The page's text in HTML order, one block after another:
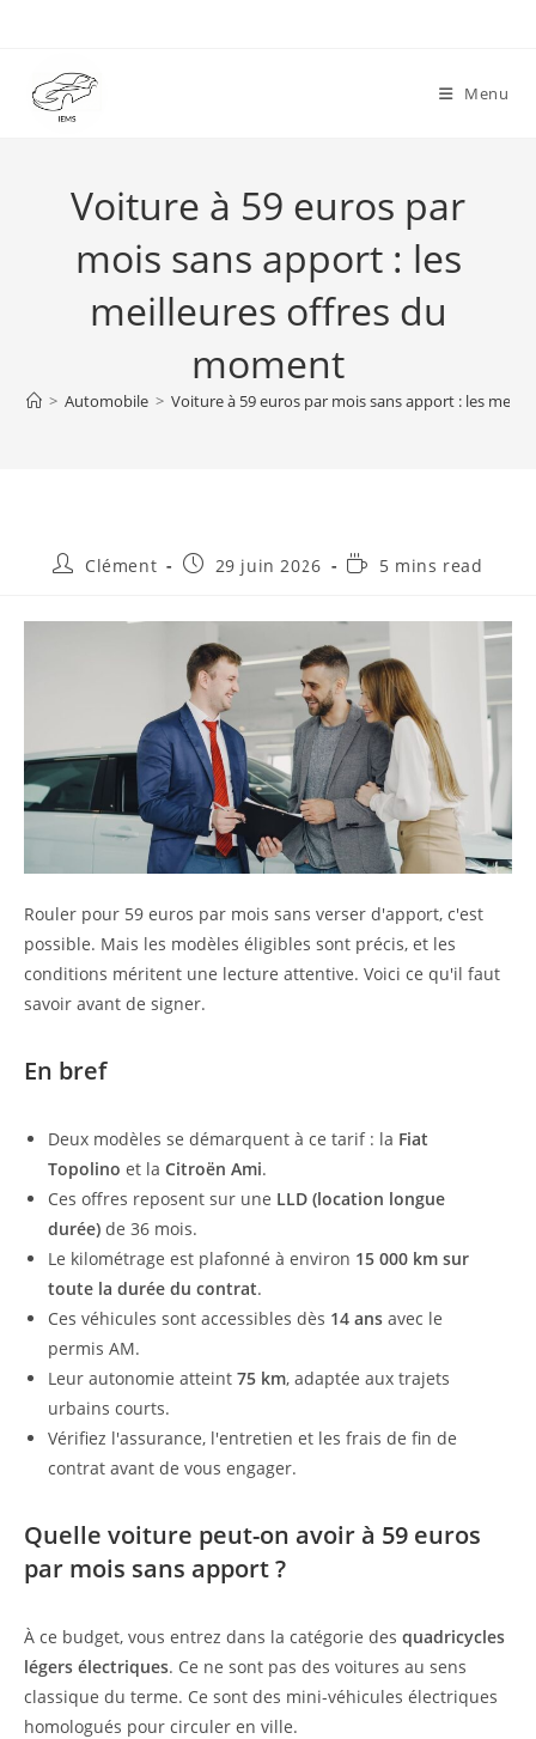
content
Menu
Voiture à 59 euros par
mois sans apport : les
meilleures offres du
moment
> Automobile > Voiture à 59 euros par mois sans apport : les
Auteur/autrice
publication :
Clément
Publication
29 juin 2026
Temps5 mins read
Rouler pour 59 euros par mois sans verser d'apport, c'est
possible. Mais les modèles éligibles sont précis, et les
conditions méritent une lecture attentive. Voici ce qu'il faut
savoir avant de signer.
En bref
Deux modèles se démarquent à ce tarif : la Fiat
Topolino et la Citroën Ami.
Ces offres reposent sur une LLD (location longue
durée) de 36 mois.
Le kilométrage est plafonné à environ 15 000 km sur
toute la durée du contrat.
Ces véhicules sont accessibles dès 14 ans avec le
permis AM.
Leur autonomie atteint 75 km, adaptée aux trajets
urbains courts.
Vérifiez l'assurance, l'entretien et les frais de fin de
contrat avant de vous engager.
Quelle voiture peut-on avoir à 59 euros
par mois sans apport ?
À ce budget, vous entrez dans la catégorie des quadricycles
légers électriques. Ce ne sont pas des voitures au sens
classique du terme. Ce sont des mini-véhicules électriques
homologués pour circuler en ville.